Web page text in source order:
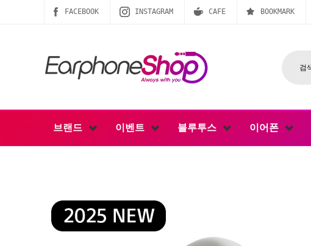
FACEBOOK INSTAGRAM CAFE BOOKMARK
브랜드 이벤트 블루투스 이어폰